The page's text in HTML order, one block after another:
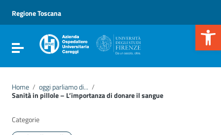
Vai al menu di navigazione
Vai al footer
Regione Toscana
Attiva / disattiva la navigazione
Home / oggi parliamo di... /
Sanità in pillole – L’importanza di donare il sangue
Categorie